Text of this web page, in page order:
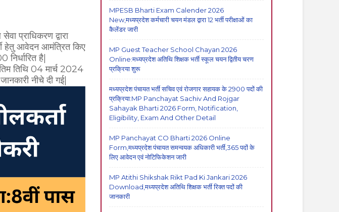
प्राधिकरण द्वारा
हेतु आवेदन आमंत्रित किए
है|
तिथि 04 मार्च 2024
नीचे दी गई|
MPESB Bharti Exam Calender 2026
New,मध्यप्रदेश कर्मचारी चयन मंडल द्वारा 12 भर्ती परीक्षाओं का
कैलेंडर जारी
MP Guest Teacher School Chayan 2026
Online:मध्यप्रदेश अतिथि शिक्षक भर्ती स्कूल चयन द्वितीय चरण
प्रक्रिया शुरू
मध्यप्रदेश पंचायत भर्ती सचिव एवं रोजगार सहायक के 2900 पदों की
प्रक्रिया:MP Panchayat Sachiv And Rojgar
Sahayak Bharti 2026 Form, Notification,
Eligibility, Exam And Other Detail
MP Panchayat CO Bharti 2026 Online
Form,मध्यप्रदेश पंचायत समन्वयक अधिकारी भर्ती,365 पदों के
लिए आवेदन एवं नोटिफिकेशन जारी
MP Atithi Shikshak Rikt Pad Ki Jankari 2026
Download,मध्यप्रदेश अतिथि शिक्षक भर्ती रिक्त पदों की
जानकारी